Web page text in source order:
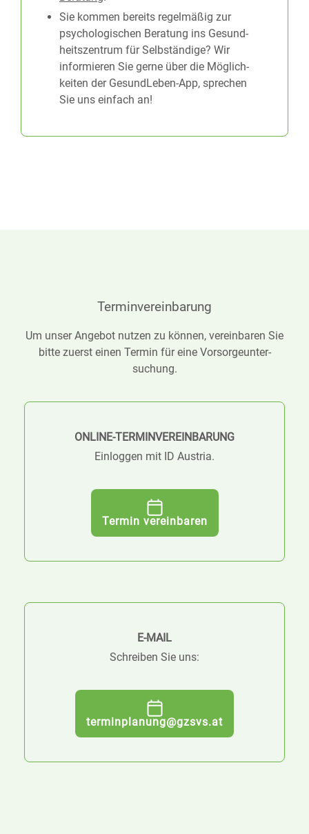
Sie kommen bereits regel­mäßig zur
psychologischen Beratung ins Gesund­
heits­zentrum für Selbständige? Wir
informieren Sie gerne über die Möglich­
keiten der GesundLeben-App, sprechen
Sie uns einfach an!
Terminvereinbarung
Um unser Angebot nutzen zu können, ver­­ein­­baren Sie
bitte zuerst einen Termin für eine Vor­­sorge­­unter­­
suchung.
ONLINE-TERMINVEREINBARUNG
Einloggen mit ID Austria.
Termin vereinbaren
E-MAIL
Schreiben Sie uns:
terminplanung@gzsvs.at